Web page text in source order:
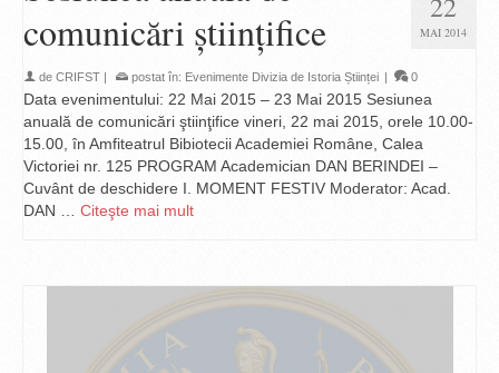
MAI 2014
comunicări ştiinţifice
de CRIFST | postat în: Evenimente Divizia de Istoria Științei | 0
Data evenimentului: 22 Mai 2015 – 23 Mai 2015 Sesiunea
anuală de comunicări ştiinţifice vineri, 22 mai 2015, orele 10.00-
15.00, în Amfiteatrul Bibiotecii Academiei Române, Calea
Victoriei nr. 125 PROGRAM Academician DAN BERINDEI –
Cuvânt de deschidere I. MOMENT FESTIV Moderator: Acad.
DAN … Citeşte mai mult